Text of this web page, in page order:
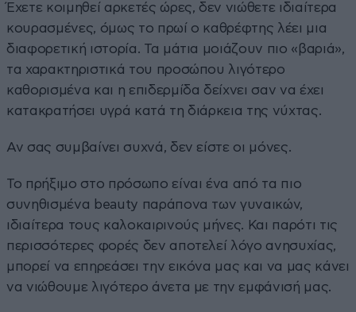
Έχετε κοιμηθεί αρκετές ώρες, δεν νιώθετε ιδιαίτερα
κουρασμένες, όμως το πρωί ο καθρέφτης λέει μια
διαφορετική ιστορία. Τα μάτια μοιάζουν πιο «βαριά»,
τα χαρακτηριστικά του προσώπου λιγότερο
καθορισμένα και η επιδερμίδα δείχνει σαν να έχει
κατακρατήσει υγρά κατά τη διάρκεια της νύχτας.
Αν σας συμβαίνει συχνά, δεν είστε οι μόνες.
Το πρήξιμο στο πρόσωπο είναι ένα από τα πιο
συνηθισμένα beauty παράπονα των γυναικών,
ιδιαίτερα τους καλοκαιρινούς μήνες. Και παρότι τις
περισσότερες φορές δεν αποτελεί λόγο ανησυχίας,
μπορεί να επηρεάσει την εικόνα μας και να μας κάνει
να νιώθουμε λιγότερο άνετα με την εμφάνισή μας.